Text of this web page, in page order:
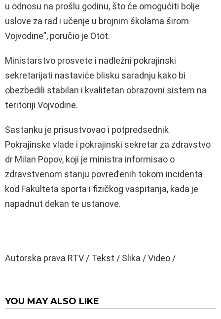
u odnosu na prošlu godinu, što će omogućiti bolje
uslove za rad i učenje u brojnim školama širom
Vojvodine”, poručio je Otot.
Ministarstvo prosvete i nadležni pokrajinski
sekretarijati nastaviće blisku saradnju kako bi
obezbedili stabilan i kvalitetan obrazovni sistem na
teritoriji Vojvodine.
Sastanku je prisustvovao i potpredsednik
Pokrajinske vlade i pokrajinski sekretar za zdravstvo
dr Milan Popov, koji je ministra informisao o
zdravstvenom stanju povređenih tokom incidenta
kod Fakulteta sporta i fizičkog vaspitanja, kada je
napadnut dekan te ustanove.
Autorska prava RTV / Tekst / Slika / Video /
YOU MAY ALSO LIKE